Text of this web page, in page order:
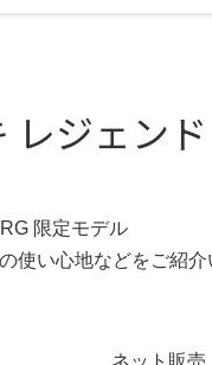
レジェン
限定モデル
使い心地などをご紹介
ネット販売